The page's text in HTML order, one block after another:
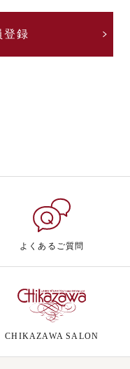
よくあるご質問
CHIKAZAWA SALON